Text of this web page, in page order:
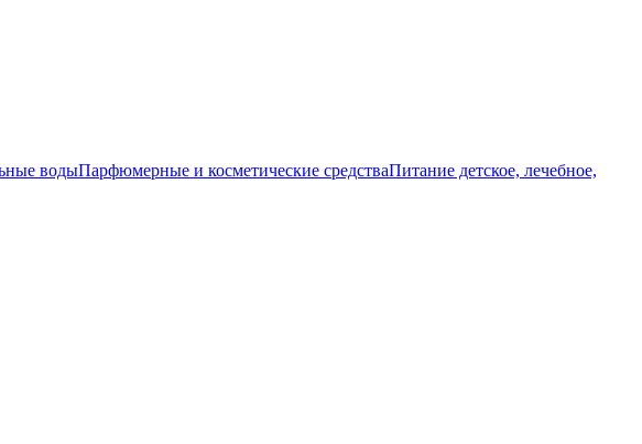
водыПарфюмерные и косметические средстваПитание детское, лечебное,